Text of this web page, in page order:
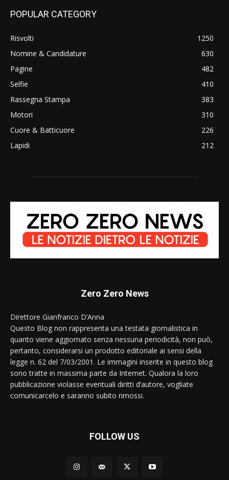
POPULAR CATEGORY
Risvolti
1250
Nomine & Candidature
630
Pagine
482
Selfie
410
Rassegna Stampa
383
Motori
310
Cuore & Batticuore
226
Lapidi
212
Zero Zero News
Direttore Gianfranco D’Anna
Questo Blog non rappresenta una testata giornalistica in
quanto viene aggiornato senza nessuna periodicità, non può,
pertanto, considerarsi un prodotto editoriale ai sensi della
legge n. 62 del 7/03/2001. Le immagini inserite in questo blog
sono tratte in massima parte da Internet. Qualora la loro
pubblicazione violasse eventuali diritti d’autore, vogliate
comunicarcelo e saranno subito rimossi.
FOLLOW US